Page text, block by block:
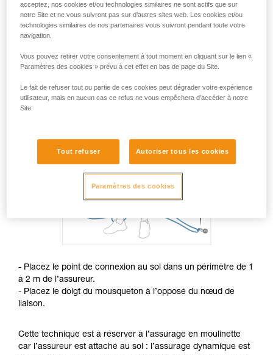
- Placez le point de connexion au sol dans un périmètre de 1
à 2 m de l’assureur.
- Placez le doigt du mousqueton à l’opposé du nœud de
liaison.
Cette technique est à réserver à l’assurage en moulinette
car l’assureur est attaché au sol : l’assurage dynamique est
acceptez, nos cookies et/ou technologies similaires ne sont actifs que sur
notre Site et ne vous suivront pas sur d’autres sites web. Les cookies et/ou
technologies similaires de nos partenaires vous suivront pendant toute votre
navigation.
Vous pouvez retirer votre consentement à tout moment en cliquant sur le lien «
Paramètres des cookies » prévu à cet effet en bas de page du Site.
Le fait de refuser tout ou partie de ces cookies peut dégrader votre expérience
utilisateur, mais en aucun cas ce refus ne vous empêchera d’accéder à notre
Site.
Tout refuser Autoriser tous les cookies
Paramètres des cookies